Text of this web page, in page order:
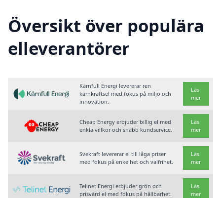
Översikt över populära
elleverantörer
Kärnfull Energi levererar ren
kärnkraftsel med fokus på miljö och
innovation.
Läs
mer
Cheap Energy erbjuder billig el med
enkla villkor och snabb kundservice.
Läs
mer
Svekraft levererar el till låga priser
med fokus på enkelhet och valfrihet.
Läs
mer
Telinet Energi erbjuder grön och
prisvärd el med fokus på hållbarhet.
Läs
mer